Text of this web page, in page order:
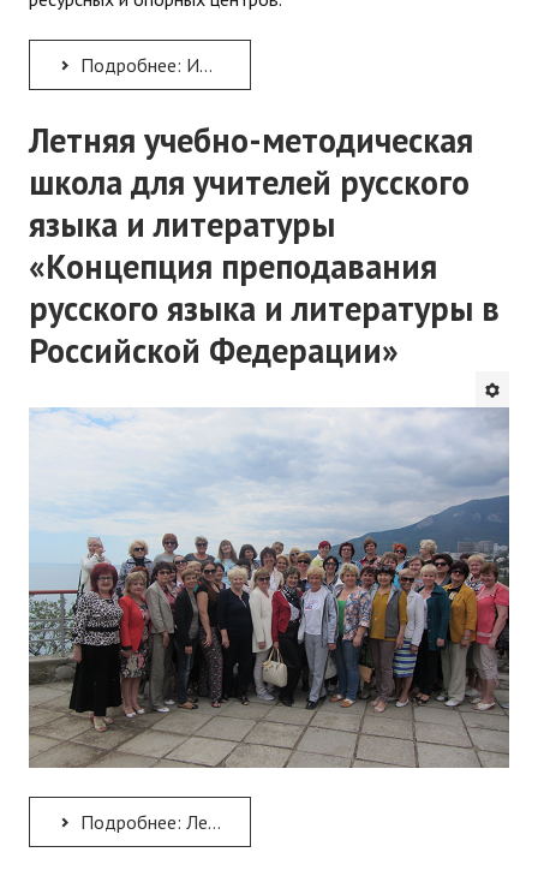
Подробнее: Инструктивно-методическое совещание для руководителей муниципальных методических служб, ресурсных...
Летняя учебно-методическая
школа для учителей русского
языка и литературы
«Концепция преподавания
русского языка и литературы в
Российской Федерации»
Подробнее: Летняя учебно-методическая школа для учителей русского языка и литературы «Концепция преподавания...